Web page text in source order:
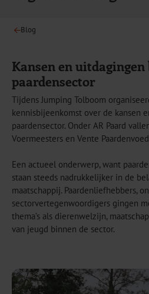
Blog
Kansen en uitdagingen
paardensector
Tijdens Jumping Tolboom
kennisbijeenkomst over de kansen
paardensector. Onder AR Paard
Voermeesters en Vente
Een actueel onderwerp, want
staan steeds nadrukkelijker in de
maatschappij. Paardenliefhebbers,
sectorvertegenwoordigers gingen
thema’s als dierenwelzijn,
van jeugd binnen de sector.